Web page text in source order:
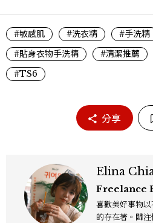
#敏感肌 #洗衣精 #手洗精
#貼身衣物手洗精
#清潔推薦
#TS6
分享
Elina
Freelance
喜歡美好事物
的存在著。關